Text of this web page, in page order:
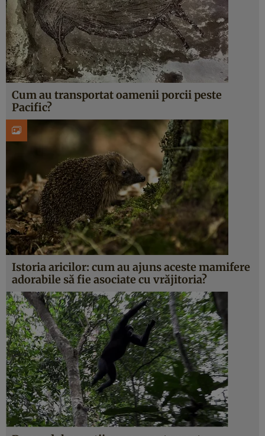
Cum au transportat oamenii porcii peste
Pacific?
Istoria aricilor: cum au ajuns aceste mamifere
adorabile să fie asociate cu vrăjitoria?